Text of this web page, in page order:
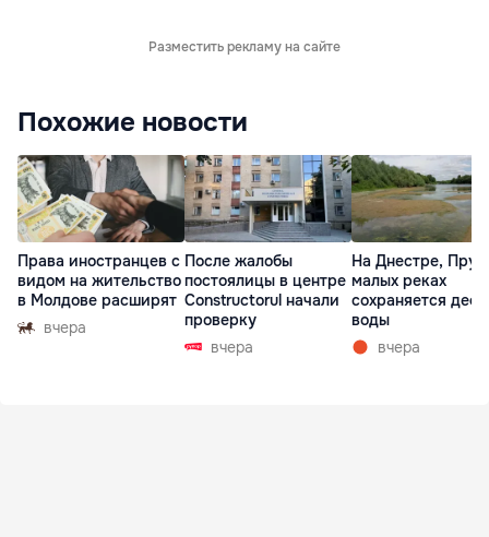
Разместить рекламу на сайте
Похожие новости
Права иностранцев с
видом на жительство
в Молдове расширят
вчера
После жалобы
постоялицы в центре
Constructorul начали
проверку
вчера
На Днестре,
малых реках
сохраняется
воды
вчера